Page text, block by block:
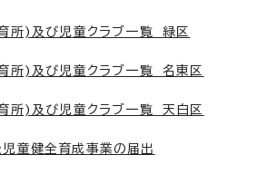
所)及び児童クラブ一覧 緑区
所)及び児童クラブ一覧 名東区
所)及び児童クラブ一覧 天白区
童健全育成事業の届出